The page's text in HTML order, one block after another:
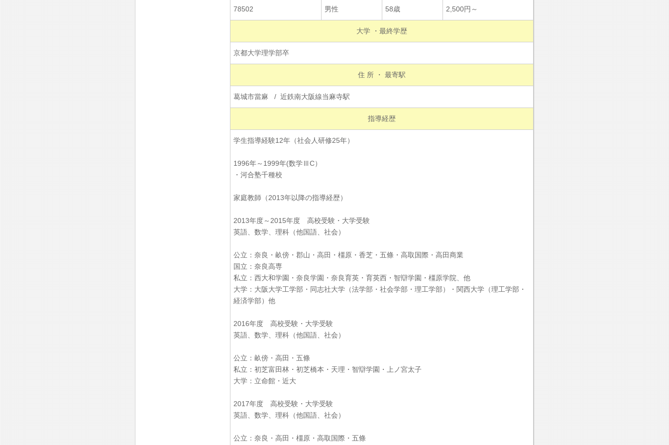
78502 男性 58歳 2,500円～
大学 ・最終学歴
京都大学理学部卒
住 所 ・ 最寄駅
葛城市當麻 / 近鉄南大阪線当麻寺駅
指導経歴
学生指導経験12年（社会人研修25年）
1996年～1999年(数学ⅢC）
・河合塾千種校
家庭教師（2013年以降の指導経歴）
2013年度～2015年度 高校受験・大学受験
英語、数学、理科（他国語、社会）
公立：奈良・畝傍・郡山・高田・橿原・香芝・五條・高取国際・高田商業
国立：奈良高専
私立：西大和学園・奈良学園・奈良育英・育英西・智辯学園・橿原学院、他
大学：大阪大学工学部・同志社大学（法学部・社会学部・理工学部）・関西大学（理工学部・
経済学部）他
2016年度 高校受験・大学受験
英語、数学、理科（他国語、社会）
公立：畝傍・高田・五條
私立：初芝富田林・初芝橋本・天理・智辯学園・上ノ宮太子
大学：立命館・近大
2017年度 高校受験・大学受験
英語、数学、理科（他国語、社会）
公立：奈良・高田・橿原・高取国際・五條